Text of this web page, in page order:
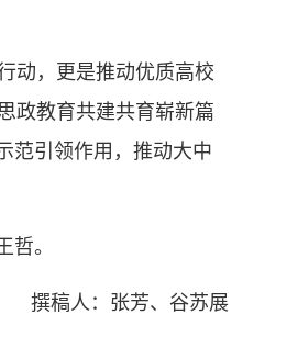
动，更是推动优质高校
政教育共建共育崭新篇
范引领作用，推动大中
。
撰稿人：张芳、谷苏展